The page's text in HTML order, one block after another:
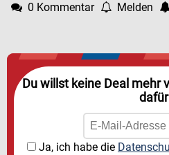
0 Kommentar Melden
Du willst keine Deal mehr
Ja, ich habe die